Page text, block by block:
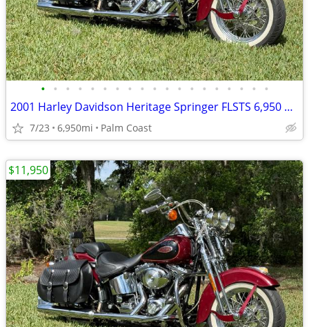
• • • • • • • • • • • • • • • • • • •
2001 Harley Davidson Heritage Springer FLSTS 6,950 miles,
7/23 6,950mi Palm Coast
$11,950